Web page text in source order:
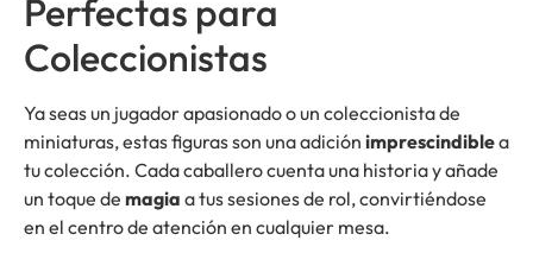
Perfectas para
Coleccionistas
Ya seas un jugador apasionado o un coleccionista de
miniaturas, estas figuras son una adición imprescindiblea
tu colección. Cada caballero cuenta una historia y añade
un toque de magia a tus sesiones de rol, convirtiéndose
en el centro de atención en cualquier mesa.